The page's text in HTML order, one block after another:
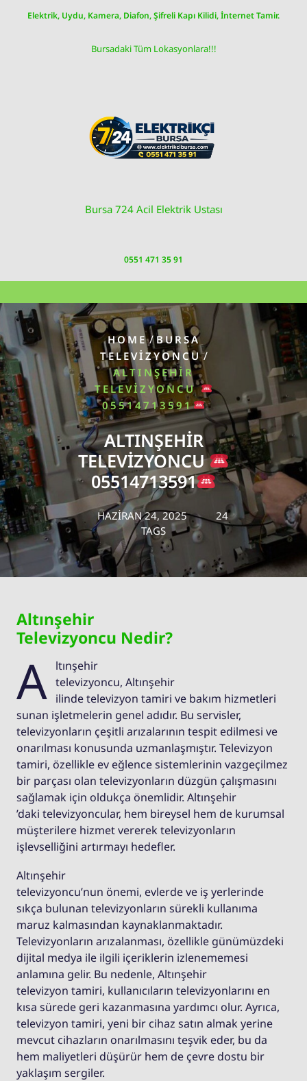
Elektrik, Uydu, Kamera, Diafon, Şifreli Kapı Kilidi, İnternet Tamir.
Bursadaki Tüm Lokasyonlara!!!
Bursa 724 Acil Elektrik Ustası
0551 471 35 91
HOME/BURSA
TELEVIZYONCU/
ALTINŞEHIR
TELEVIZYONCU
05514713591
ALTINŞEHIR
TELEVIZYONCU
05514713591
HAZIRAN 24, 2025
24
TAGS
Altınşehir
Televizyoncu Nedir?
A ltınşehir
televizyoncu, Altınşehir
ilinde televizyon tamiri ve bakım hizmetleri
sunan işletmelerin genel adıdır. Bu servisler,
televizyonların çeşitli arızalarının tespit edilmesi ve
onarılması konusunda uzmanlaşmıştır. Televizyon
tamiri, özellikle ev eğlence sistemlerinin vazgeçilmez
bir parçası olan televizyonların düzgün çalışmasını
sağlamak için oldukça önemlidir. Altınşehir
’daki televizyoncular, hem bireysel hem de kurumsal
müşterilere hizmet vererek televizyonların
işlevselliğini artırmayı hedefler.
Altınşehir
televizyoncu’nun önemi, evlerde ve iş yerlerinde
sıkça bulunan televizyonların sürekli kullanıma
maruz kalmasından kaynaklanmaktadır.
Televizyonların arızalanması, özellikle günümüzdeki
dijital medya ile ilgili içeriklerin izlenememesi
anlamına gelir. Bu nedenle, Altınşehir
televizyon tamiri, kullanıcıların televizyonlarını en
kısa sürede geri kazanmasına yardımcı olur. Ayrıca,
televizyon tamiri, yeni bir cihaz satın almak yerine
mevcut cihazların onarılmasını teşvik eder, bu da
hem maliyetleri düşürür hem de çevre dostu bir
yaklaşım sergiler.